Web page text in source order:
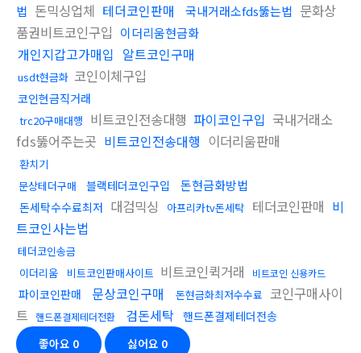
법 돈믹싱업체 테더코인판매 국내거래소fds뚫는법 문화상
품권비트코인구입 이더리움현금화
개인지갑고가매입 알트코인구매
usdt현금화 코인이체구입
코인현금직거래
trc20구매대행 비트코인전송대행 파이코인구입 국내거래소
fds뚫어주는곳 비트코인전송대행 이더리움판매
환치기
문상테더구매
블랙테더코인구입 돈현금화방법
돈세탁수수료최저 대검믹싱 아프리카tv돈세탁 테더코인판매 비
트코인사는법
테더코인송금
이더리움
비트코인판매사이트 비트코인퀵거래 비트코인 신용카드
파이코인판매 문상코인구매 돈현금화최저수수료 코인구매사이
트 핸드폰결제테더전환 검돈세탁 핸드폰결제테더전송
좋아요 0 싫어요 0